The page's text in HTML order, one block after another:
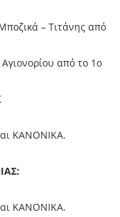
– Τιτάνης από
από το 1ο
ΚΑΝΟΝΙΚΑ.
ΚΑΝΟΝΙΚΑ.